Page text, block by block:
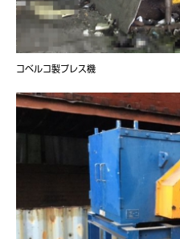
コベルコ製プレス機